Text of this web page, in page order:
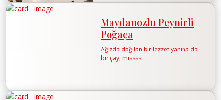
Maydanozlu Peynirli
Poğaça
Ağızda dağılan bir lezzet yanına da
bir çay, missss.